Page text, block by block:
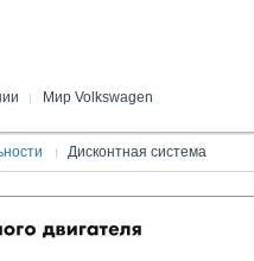
информация
Мир Volkswagen
Новости
Дисконтная система